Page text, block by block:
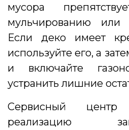
мусора
мульчированию или
Если деко имеет
используйте его, а
и включайте
устранить лишние
Сервисный
реализацию